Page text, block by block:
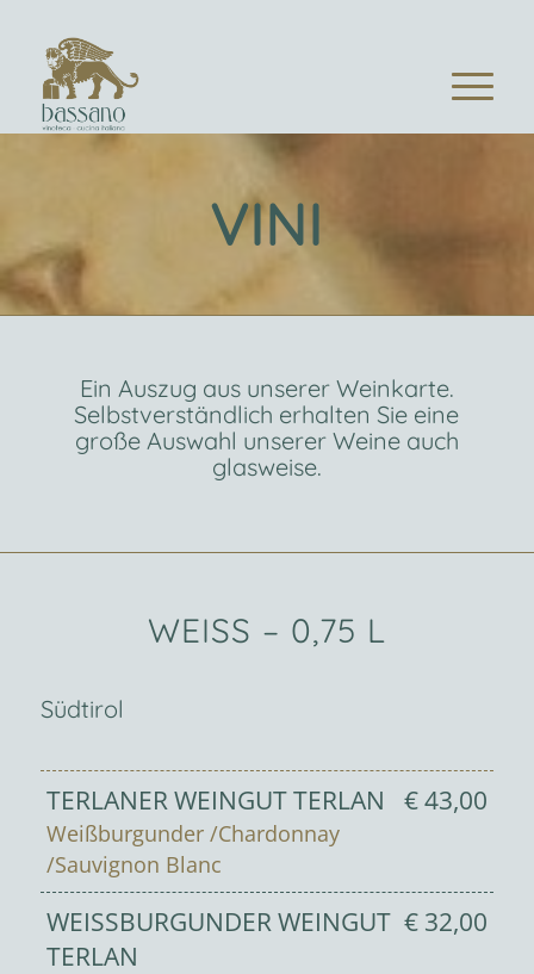
VINI
Ein Auszug aus unserer Weinkarte.
Selbstverständlich erhalten Sie eine
große Auswahl unserer Weine auch
glasweise.
WEISS – 0,75 L
Südtirol
TERLANER WEINGUT TERLAN € 43,00
Weißburgunder /Chardonnay
/Sauvignon Blanc
WEISSBURGUNDER WEINGUT T
ERLAN
€ 32,00